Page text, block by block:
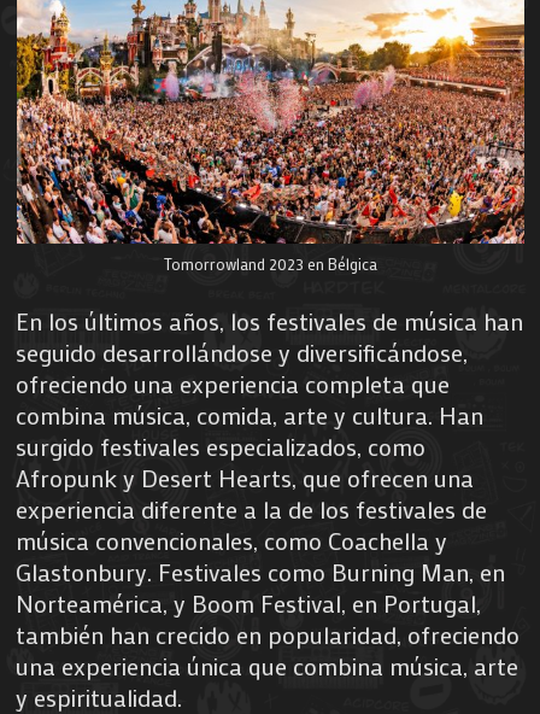
Tomorrowland 2023 en Bélgica
En los últimos años, los festivales de música han
seguido desarrollándose y diversificándose,
ofreciendo una experiencia completa que
combina música, comida, arte y cultura. Han
surgido festivales especializados, como
Afropunk y Desert Hearts, que ofrecen una
experiencia diferente a la de los festivales de
música convencionales, como Coachella y
Glastonbury. Festivales como Burning Man, en
Norteamérica, y Boom Festival, en Portugal,
también han crecido en popularidad, ofreciendo
una experiencia única que combina música, arte
y espiritualidad.